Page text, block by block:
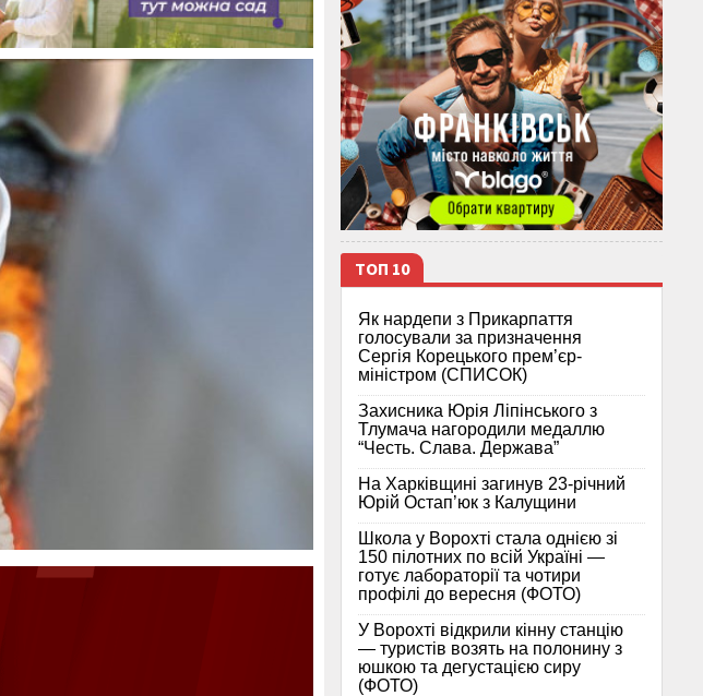
ТОП 10
Як нардепи з Прикарпаття
голосували за призначення
Сергія Корецького прем’єр-
міністром (СПИСОК)
Захисника Юрія Ліпінського з
Тлумача нагородили медаллю
“Честь. Слава. Держава”
На Харківщині загинув 23-річний
Юрій Остап’юк з Калущини
Школа у Ворохті стала однією зі
150 пілотних по всій Україні —
готує лабораторії та чотири
профілі до вересня (ФОТО)
У Ворохті відкрили кінну станцію
— туристів возять на полонину з
юшкою та дегустацією сиру
(ФОТО)